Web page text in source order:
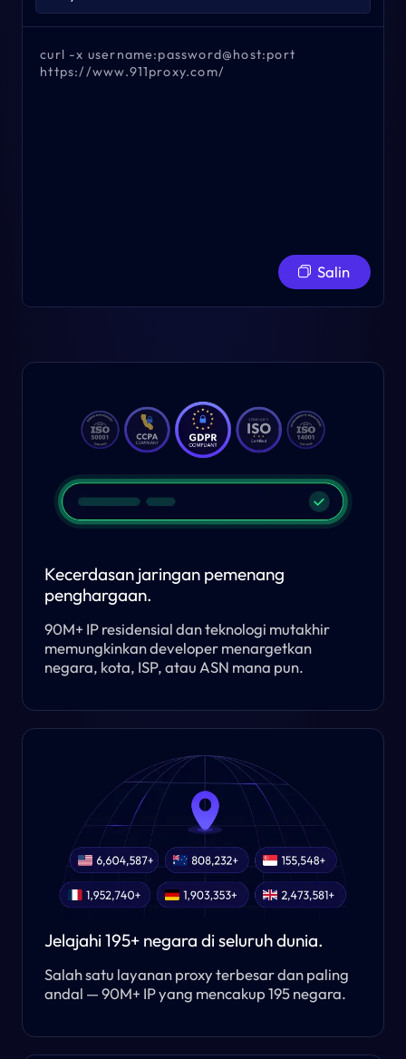
curl -x username:password@host:port
https://www.911proxy.com/
Salin
Kecerdasan jaringan pemenang
penghargaan.
90M+ IP residensial dan teknologi mutakhir
memungkinkan developer menargetkan
negara, kota, ISP, atau ASN mana pun.
Jelajahi 195+ negara di seluruh dunia.
Salah satu layanan proxy terbesar dan paling
andal — 90M+ IP yang mencakup 195 negara.